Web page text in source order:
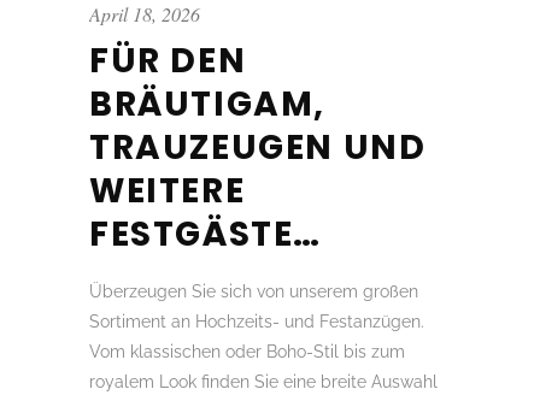
April 18, 2026
FÜR DEN
BRÄUTIGAM,
TRAUZEUGEN UND
WEITERE
FESTGÄSTE…
Überzeugen Sie sich von unserem großen
Sortiment an Hochzeits- und Festanzügen.
Vom klassischen oder Boho-Stil bis zum
royalem Look finden Sie eine breite Auswahl